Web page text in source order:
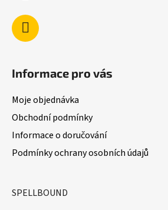
Informace pro vás
Moje objednávka
Obchodní podmínky
Informace o doručování
Podmínky ochrany osobních údajů
SPELLBOUND